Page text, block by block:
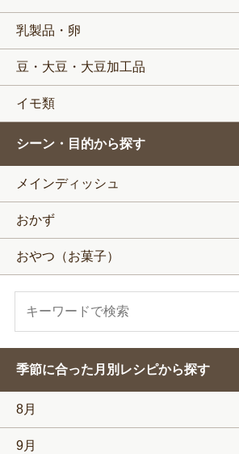
乳製品・卵
豆・大豆・大豆加工品
イモ類
シーン・目的から探す
メインディッシュ
おかず
おやつ（お菓子）
季節に合った月別レシピから探す
8月
9月